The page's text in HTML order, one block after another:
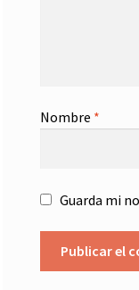
Nombre *
Guarda mi